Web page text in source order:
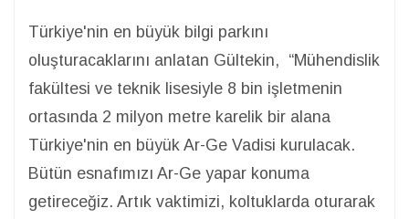
Türkiye'nin en büyük bilgi parkını
oluşturacaklarını anlatan Gültekin, “Mühendislik
fakültesi ve teknik lisesiyle 8 bin işletmenin
ortasında 2 milyon metre karelik bir alana
Türkiye'nin en büyük Ar-Ge Vadisi kurulacak.
Bütün esnafımızı Ar-Ge yapar konuma
getireceğiz. Artık vaktimizi, koltuklarda oturarak